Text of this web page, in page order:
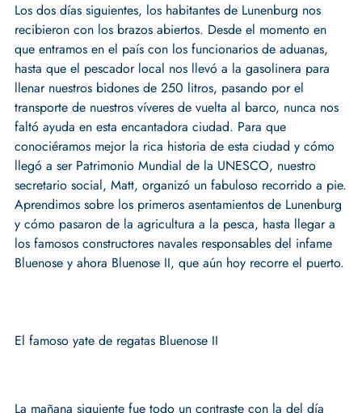
Los dos días siguientes, los habitantes de Lunenburg nos
recibieron con los brazos abiertos. Desde el momento en
que entramos en el país con los funcionarios de aduanas,
hasta que el pescador local nos llevó a la gasolinera para
llenar nuestros bidones de 250 litros, pasando por el
transporte de nuestros víveres de vuelta al barco, nunca nos
faltó ayuda en esta encantadora ciudad. Para que
conociéramos mejor la rica historia de esta ciudad y cómo
llegó a ser Patrimonio Mundial de la UNESCO, nuestro
secretario social, Matt, organizó un fabuloso recorrido a pie.
Aprendimos sobre los primeros asentamientos de Lunenburg
y cómo pasaron de la agricultura a la pesca, hasta llegar a
los famosos constructores navales responsables del infame
Bluenose y ahora Bluenose II, que aún hoy recorre el puerto.
El famoso yate de regatas Bluenose II
La mañana siguiente fue todo un contraste con la del día